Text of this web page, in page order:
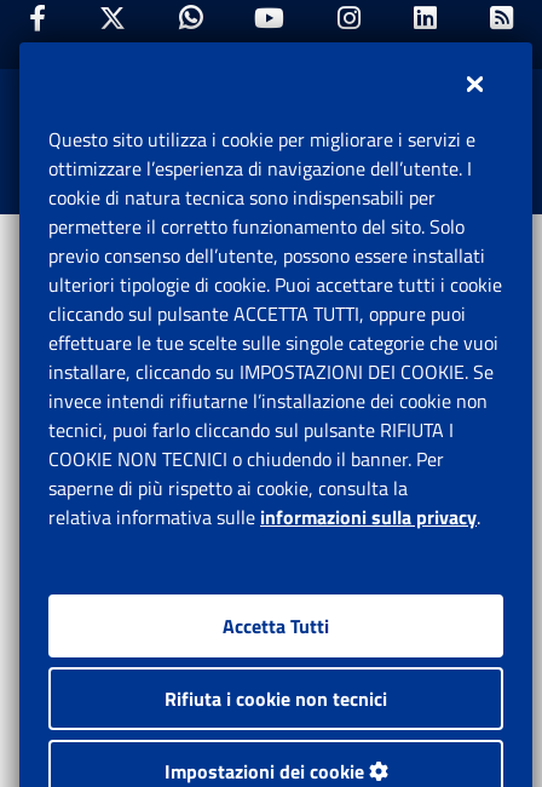
Facebook: Apre una nuova finestra
Twitter: Apre una nuova finestra
Whatsapp: Apre una nuova
Youtube: Apre una
Instagram:
Istituto Nazionale Previdenza Sociale.
Tutti i diritti riservati.
Questo sito utilizza i cookie per migliorare i servizi e
ottimizzare l’esperienza di navigazione dell’utente. I
cookie di natura tecnica sono indispensabili per
permettere il corretto funzionamento del sito. Solo
previo consenso dell’utente, possono essere installati
ulteriori tipologie di cookie. Puoi accettare tutti i cookie
cliccando sul pulsante ACCETTA TUTTI, oppure puoi
effettuare le tue scelte sulle singole categorie che vuoi
installare, cliccando su IMPOSTAZIONI DEI COOKIE. Se
invece intendi rifiutarne l’installazione dei cookie non
tecnici, puoi farlo cliccando sul pulsante RIFIUTA I
COOKIE NON TECNICI o chiudendo il banner. Per
saperne di più rispetto ai cookie, consulta la
relativa informativa sulle informazioni sulla privacy.
Accetta Tutti
Rifiuta i cookie non tecnici
Impostazioni dei cookie